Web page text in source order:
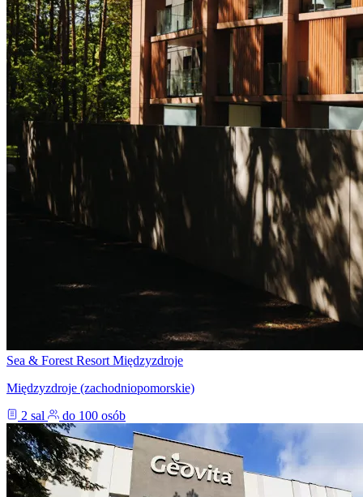
Sea & Forest Resort Międzyzdroje
Międzyzdroje (zachodniopomorskie)
2 sal
do 100 osób